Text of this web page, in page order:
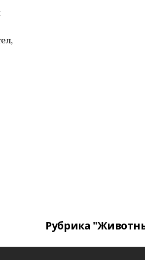
Рубрика